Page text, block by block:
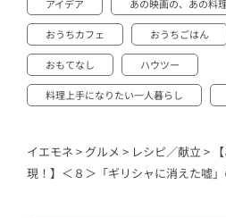
アイデア あの映画の、あの料
おうちカフェ おうちごはん
おもてなし ハウツー
料理上手になりたい一人暮らし
イエモネ > グルメ > レシピ／献立>
現！】＜８＞「ギリシャに消えた嘘